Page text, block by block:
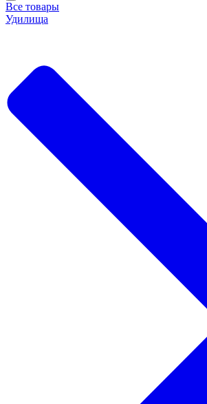
Все товары
Удилища